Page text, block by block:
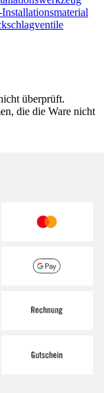
Installationsmaterial
überprüft.
die die Ware nicht